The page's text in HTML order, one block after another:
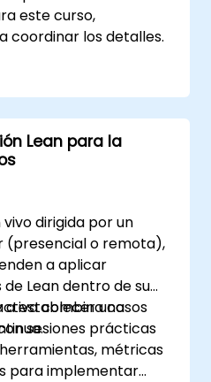
este curso,
coordinar los detalles.
Lean para la
dirigida por un
(presencial o remota),
a aplicar
Lean dentro de su
a establecer una
combina casos
sesiones prácticas
métricas
para implementar